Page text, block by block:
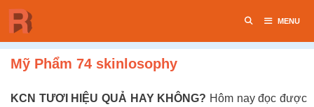
Chuyển
đến
nội
dung
MENU
Mỹ Phẩm 74 skinlosophy
KCN TƯƠI HIỆU QUẢ HAY KHÔNG? Hôm nay đọc được